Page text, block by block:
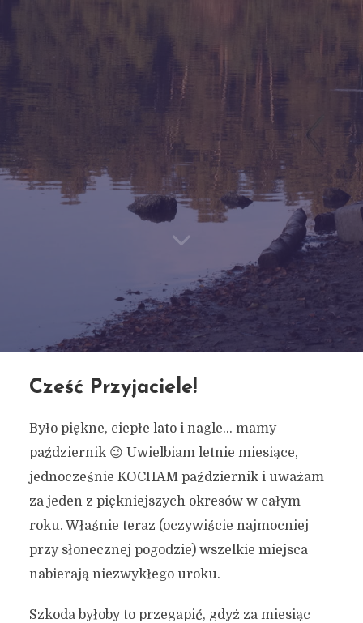
Cześć Przyjaciele!
Było piękne, ciepłe lato i nagle… mamy
październik 😉 Uwielbiam letnie miesiące,
jednocześnie KOCHAM październik i uważam
za jeden z piękniejszych okresów w całym
roku. Właśnie teraz (oczywiście najmocniej
przy słonecznej pogodzie) wszelkie miejsca
nabierają niezwykłego uroku.
Szkoda byłoby to przegapić, gdyż za miesiąc